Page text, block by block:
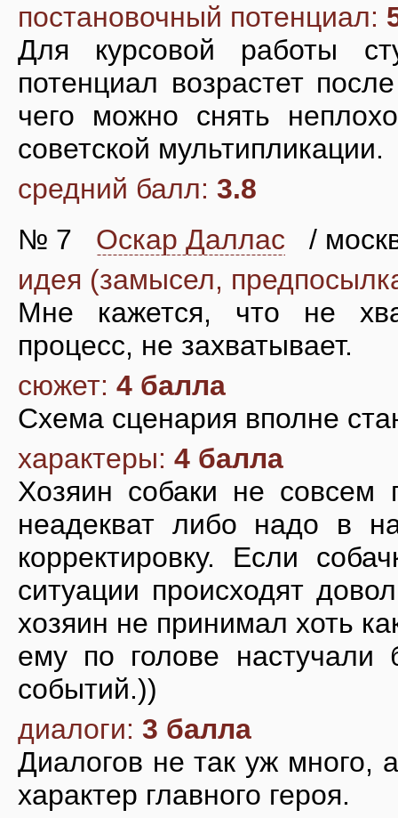
постановочный потенциал:
Для курсовой работы
потенциал возрастет
чего можно снять
советской мультипликации.
средний балл: 3.8
№ 7 Оскар Даллас
/
идея (замысел,
Мне кажется, что не
процесс, не захватывает.
сюжет: 4 балла
Схема сценария вполне
характеры: 4 балла
Хозяин собаки не
неадекват либо надо в
корректировку. Если
ситуации происходят
хозяин не принимал хоть
ему по голове
событий.))
диалоги: 3 балла
Диалогов не так уж много,
характер главного героя.